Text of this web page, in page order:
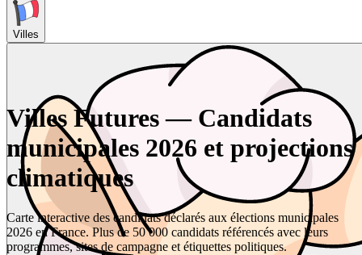
Villes
Villes Futures — Candidats
municipales 2026 et projections
climatiques
Carte interactive des candidats déclarés aux élections municipales
2026 en France. Plus de 50 000 candidats référencés avec leurs
programmes, sites de campagne et étiquettes politiques.